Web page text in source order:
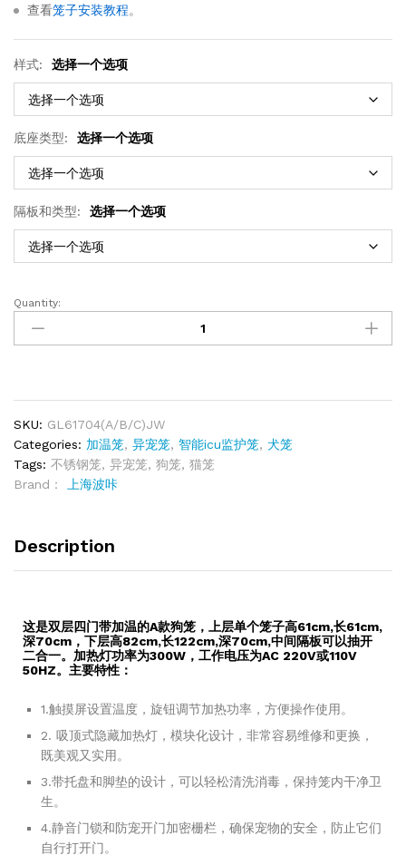
查看笼子安装教程。
样式: 选择一个选项
底座类型: 选择一个选项
隔板和类型: 选择一个选项
Quantity:
SKU: GL61704(A/B/C)JW
Categories: 加温笼, 异宠笼, 智能icu监护笼, 犬笼
Tags: 不锈钢笼, 异宠笼, 狗笼, 猫笼
Brand：
上海波咔
Description
这是双层四门带加温的A款狗笼，上层单个笼子高61cm,长61cm,
深70cm，下层高82cm,长122cm,深70cm,中间隔板可以抽开
二合一。加热灯功率为300W，工作电压为AC 220V或110V
50HZ。主要特性：
1.触摸屏设置温度，旋钮调节加热功率，方便操作使用。
2. 吸顶式隐藏加热灯，模块化设计，非常容易维修和更换，
既美观又实用。
3.带托盘和脚垫的设计，可以轻松清洗消毒，保持笼内干净卫
生。
4.静音门锁和防宠开门加密栅栏，确保宠物的安全，防止它们
自行打开门。